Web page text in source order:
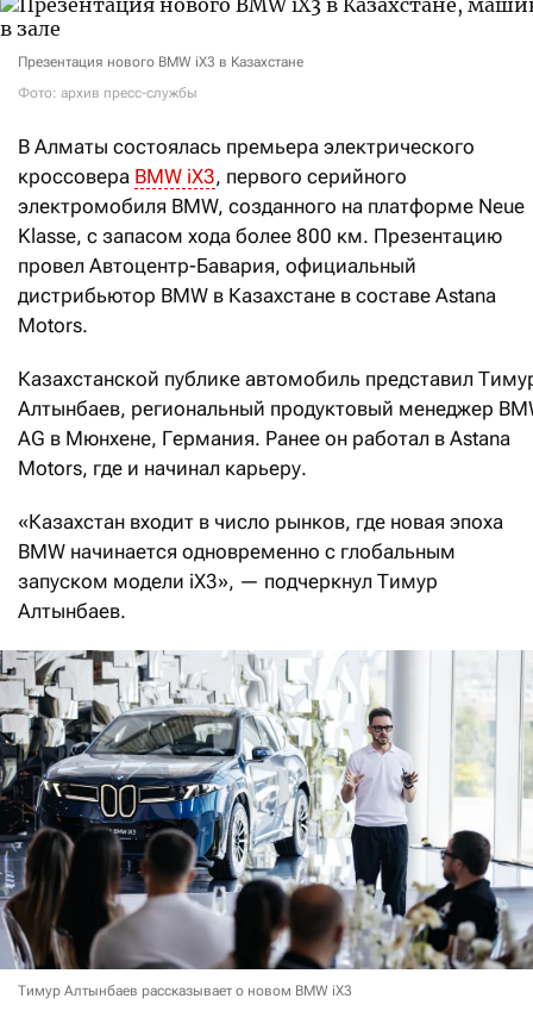
Презентация нового BMW iX3 в Казахстане
Фото: архив пресс-службы
В Алматы состоялась премьера электрического
кроссовера BMW iX3, первого серийного
электромобиля BMW, созданного на платформе Neue
Klasse, с запасом хода более 800 км. Презентацию
провел Автоцентр-Бавария, официальный
дистрибьютор BMW в Казахстане в составе Astana
Motors.
Казахстанской публике автомобиль представил
Алтынбаев, региональный продуктовый менеджер
AG в Мюнхене, Германия. Ранее он работал в Astana
Motors, где и начинал карьеру.
«Казахстан входит в число рынков, где новая эпоха
BMW начинается одновременно с глобальным
запуском модели iX3», — подчеркнул Тимур
Алтынбаев.
Тимур Алтынбаев рассказывает о новом BMW iX3